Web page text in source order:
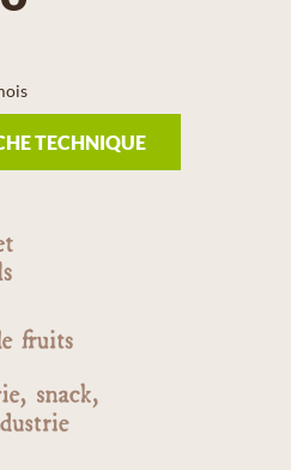
TECHNIQUE